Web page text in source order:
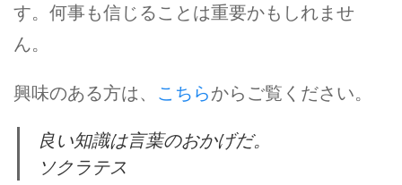
す。何事も信じることは重要かもしれませ
ん。
興味のある方は、 こちらからご覧ください。
良い知識は言葉のおかげだ。
ソクラテス